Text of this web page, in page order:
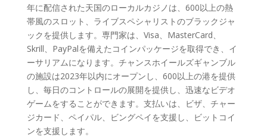
年に配信された天国のローカルカジノは、600以上の熱
帯風のスロット、ライブスペシャリストのブラックジャ
ックを提供します。専門家は、Visa、MasterCard、
Skrill、PayPalを備えたコインパッケージを取得でき、イ
ーサリアムになります。チャンスホイールズギャンブル
の施設は2023年以内にオープンし、600以上の港を提供
し、毎日のコントロールの展開を提供し、迅速なビデオ
ゲームをすることができます。支払いは、ビザ、チャー
ジカード、ペイパル、ビングペイを支援し、ビットコイ
ンを支援します。